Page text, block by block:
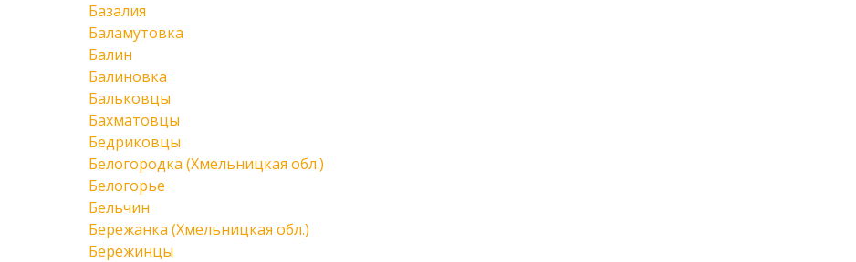
Базалия
Баламутовка
Балин
Балиновка
Бальковцы
Бахматовцы
Бедриковцы
Белогородка (Хмельницкая обл.)
Белогорье
Бельчин
Бережанка (Хмельницкая обл.)
Бережинцы